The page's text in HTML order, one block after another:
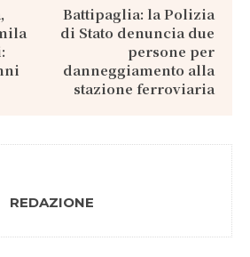
Battipaglia: la Polizia
di Stato denuncia due
persone per
danneggiamento alla
stazione ferroviaria
REDAZIONE